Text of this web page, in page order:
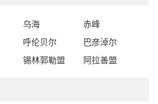
乌海
赤峰
呼伦贝尔
巴彦淖尔
锡林郭勒盟 阿拉善盟